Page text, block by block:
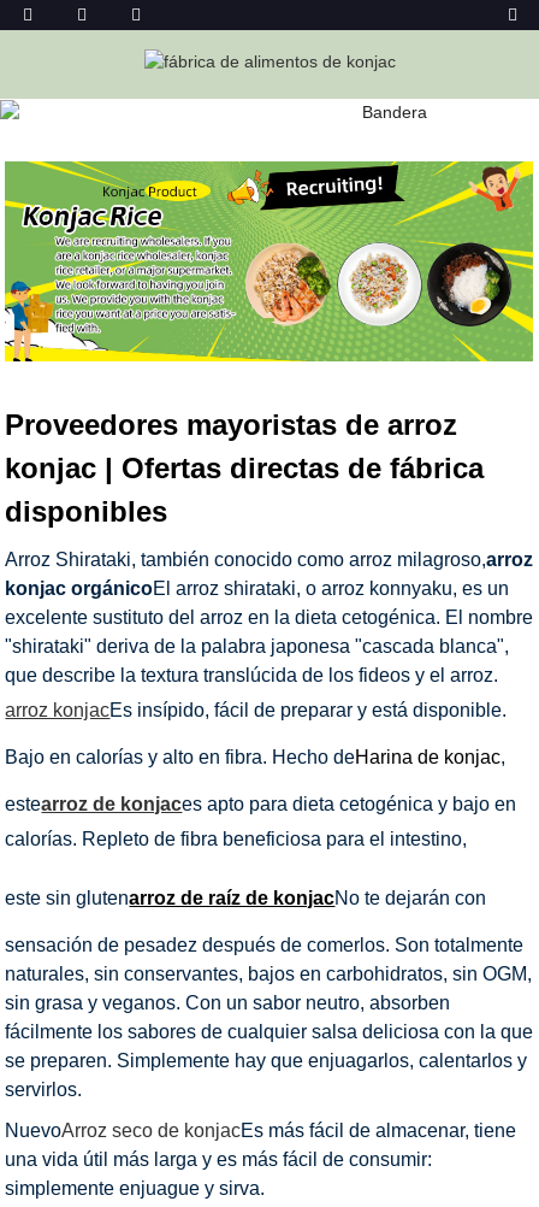
ARROZ DE KONJAC
Proveedores mayoristas de arroz
konjac | Ofertas directas de fábrica
disponibles
Arroz Shirataki, también conocido como arroz milagroso,arroz
konjac orgánicoEl arroz shirataki, o arroz konnyaku, es un
excelente sustituto del arroz en la dieta cetogénica. El nombre
"shirataki" deriva de la palabra japonesa "cascada blanca",
que describe la textura translúcida de los fideos y el arroz.
arroz konjacEs insípido, fácil de preparar y está disponible.
Bajo en calorías y alto en fibra. Hecho deHarina de konjac,
estearroz de konjaces apto para dieta cetogénica y bajo en
calorías. Repleto de fibra beneficiosa para el intestino,
este sin glutenarroz de raíz de konjacNo te dejarán con
sensación de pesadez después de comerlos. Son totalmente
naturales, sin conservantes, bajos en carbohidratos, sin OGM,
sin grasa y veganos. Con un sabor neutro, absorben
fácilmente los sabores de cualquier salsa deliciosa con la que
se preparen. Simplemente hay que enjuagarlos, calentarlos y
servirlos.
NuevoArroz seco de konjacEs más fácil de almacenar, tiene
una vida útil más larga y es más fácil de consumir:
simplemente enjuague y sirva.